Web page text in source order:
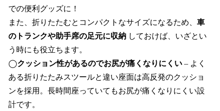
での便利グッズに！
また、折りたたむとコンパクトなサイズになるため、 車
のトランクや助手席の足元に収納 しておけば、いざとい
う時にも役立ちます。
◯クッション性があるのでお尻が痛くなりにくい – よく
ある折りたたみスツールと違い座面は高反発のクッショ
ンを採用。長時間座っていてもお尻が痛くなりにくい設
計です。